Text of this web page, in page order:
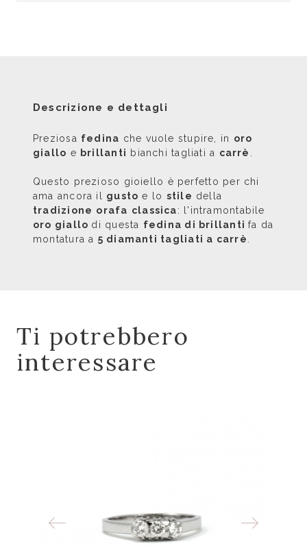
Descrizione e dettagli
Preziosa fedina che vuole stupire, in oro
giallo e brillanti bianchi tagliati a carrè
Questo prezioso gioiello è perfetto per chi
ama ancora il gusto e lo stile della
tradizione orafa classica: l'intramontabile
oro giallo di questa fedina di brillantifa da
montatura a 5 diamanti tagliati a carrè
Ti potrebbero
interessare